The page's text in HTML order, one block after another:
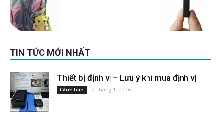
TIN TỨC MỚI NHẤT
Thiết bị định vị – Lưu ý khi mua định vị
Cảnh báo 7 Tháng 1, 2026